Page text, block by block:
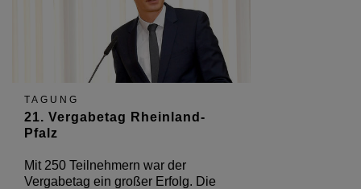
TAGUNG
21. Vergabetag Rheinland-
Pfalz
Mit 250 Teilnehmern war der
Vergabetag ein großer Erfolg. Die